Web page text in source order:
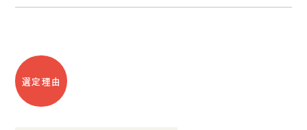
選定理由